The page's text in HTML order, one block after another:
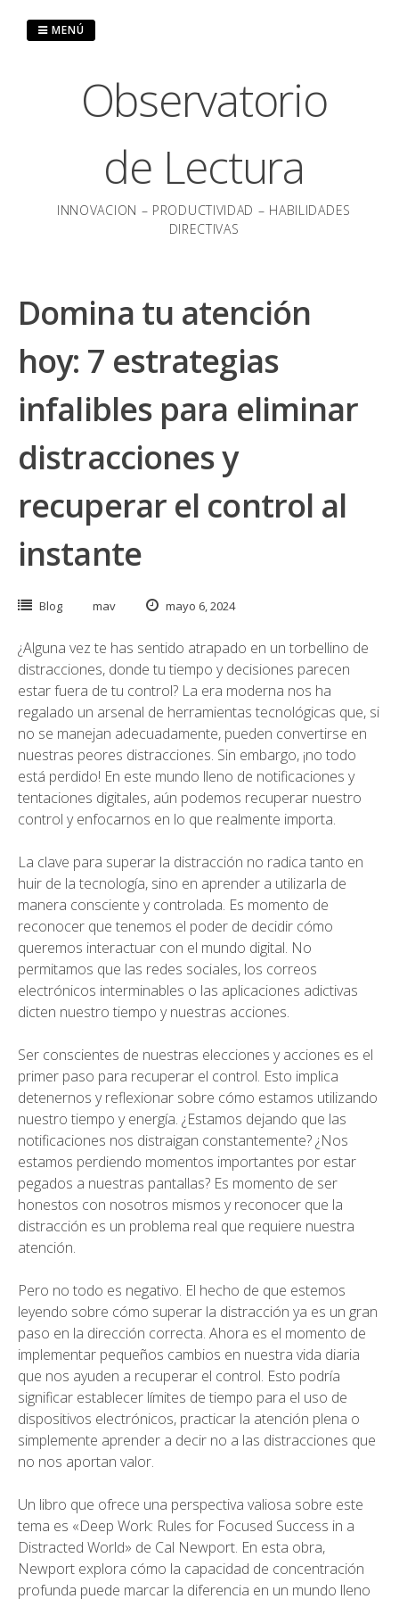
Observatorio
de Lectura
INNOVACION – PRODUCTIVIDAD – HABILIDADES
DIRECTIVAS
MENÚ
Domina tu atención
hoy: 7 estrategias
infalibles para eliminar
distracciones y
recuperar el control al
instante
Blog mav mayo 6, 2024
¿Alguna vez te has sentido atrapado en un torbellino de
distracciones, donde tu tiempo y decisiones parecen
estar fuera de tu control? La era moderna nos ha
regalado un arsenal de herramientas tecnológicas que, si
no se manejan adecuadamente, pueden convertirse en
nuestras peores distracciones. Sin embargo, ¡no todo
está perdido! En este mundo lleno de notificaciones y
tentaciones digitales, aún podemos recuperar nuestro
control y enfocarnos en lo que realmente importa.
La clave para superar la distracción no radica tanto en
huir de la tecnología, sino en aprender a utilizarla de
manera consciente y controlada. Es momento de
reconocer que tenemos el poder de decidir cómo
queremos interactuar con el mundo digital. No
permitamos que las redes sociales, los correos
electrónicos interminables o las aplicaciones adictivas
dicten nuestro tiempo y nuestras acciones.
Ser conscientes de nuestras elecciones y acciones es el
primer paso para recuperar el control. Esto implica
detenernos y reflexionar sobre cómo estamos utilizando
nuestro tiempo y energía. ¿Estamos dejando que las
notificaciones nos distraigan constantemente? ¿Nos
estamos perdiendo momentos importantes por estar
pegados a nuestras pantallas? Es momento de ser
honestos con nosotros mismos y reconocer que la
distracción es un problema real que requiere nuestra
atención.
Pero no todo es negativo. El hecho de que estemos
leyendo sobre cómo superar la distracción ya es un gran
paso en la dirección correcta. Ahora es el momento de
implementar pequeños cambios en nuestra vida diaria
que nos ayuden a recuperar el control. Esto podría
significar establecer límites de tiempo para el uso de
dispositivos electrónicos, practicar la atención plena o
simplemente aprender a decir no a las distracciones que
no nos aportan valor.
Un libro que ofrece una perspectiva valiosa sobre este
tema es «Deep Work: Rules for Focused Success in a
Distracted World» de Cal Newport. En esta obra,
Newport explora cómo la capacidad de concentración
profunda puede marcar la diferencia en un mundo lleno